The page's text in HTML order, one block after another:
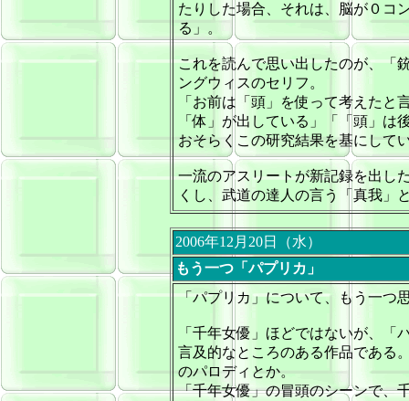
たりした場合、それは、脳が０コ
る」。
これを読んで思い出したのが、「
ングウィスのセリフ。
「お前は「頭」を使って考えた
「体」が出している」「「頭」
おそらくこの研究結果を基にして
一流のアスリートが新記録を出し
くし、武道の達人の言う「真我」
2006年12月20日（水）
もう一つ「パプリカ」
「パプリカ」について、もう一つ
「千年女優」ほどではないが、
「
言及的なところのある作品である
のパロディとか。
「千年女優」の冒頭のシーンで、